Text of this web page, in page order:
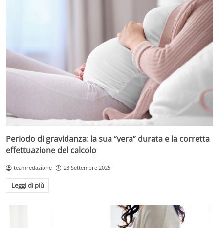
Periodo di gravidanza: la sua “vera” durata e la corretta
effettuazione del calcolo
teamredazione 23 Settembre 2025
Leggi di più